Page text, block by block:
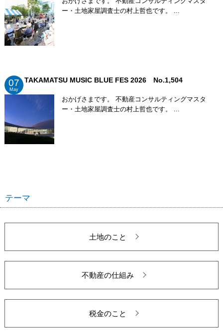
ー・土地家屋調査士の村上哲也です。 ...
07
May
TAKAMATSU MUSIC BLUE FES 2026 No.1,504
おかげさまです。 不動産コンサルティングマスタ
ー・土地家屋調査士の村上哲也です。 ...
テーマ
土地のこと
不動産の仕組み
税金のこと